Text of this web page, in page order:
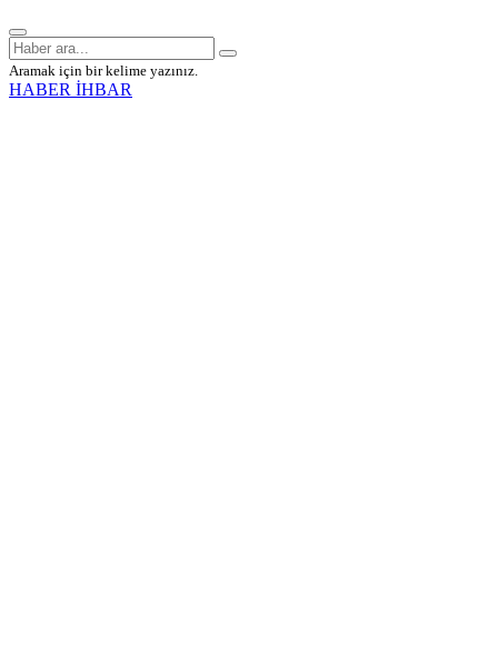
Aramak için bir kelime yazınız.
HABER İHBAR